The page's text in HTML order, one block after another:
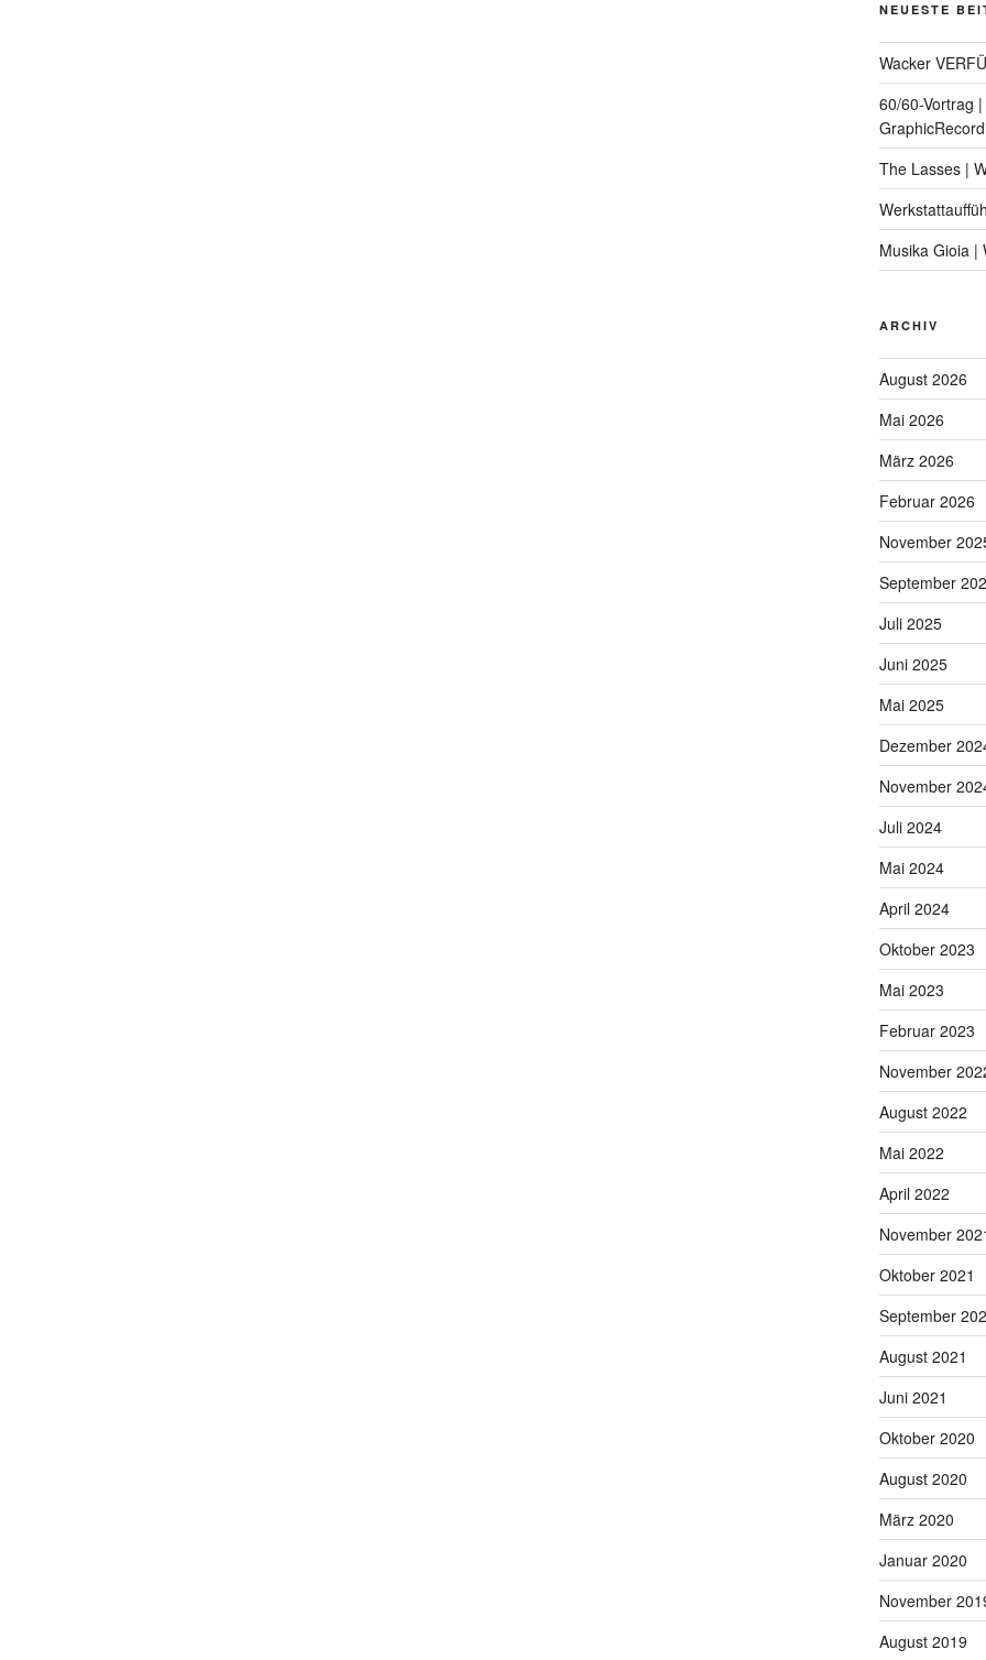
NEUESTE
Wacker
60/60-Vortrag
The Lasses |
Musika Gioia |
ARCHIV
August 2026
Mai 2026
März 2026
Februar 2026
November
September
Juli 2025
Juni 2025
Mai 2025
Dezember
November
Juli 2024
Mai 2024
April 2024
Oktober 2023
Mai 2023
Februar 2023
November
August 2022
Mai 2022
April 2022
November
Oktober 2021
September
August 2021
Juni 2021
Oktober 2020
August 2020
März 2020
Januar 2020
November
August 2019